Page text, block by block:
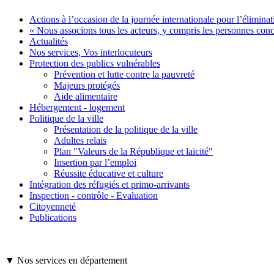
Actions à l’occasion de la journée internationale pour
« Nous associons tous les acteurs, y compris les personnes
Actualités
Nos services, Vos interlocuteurs
Protection des publics vulnérables
Prévention et lutte contre la pauvreté
Majeurs protégés
Aide alimentaire
Hébergement - logement
Politique de la ville
Présentation de la politique de la ville
Adultes relais
Plan "Valeurs de la République et laïcité"
Insertion par l’emploi
Réussite éducative et culture
Intégration des réfugiés et primo-arrivants
Inspection - contrôle - Evaluation
Citoyenneté
Publications
▼ Nos services en département